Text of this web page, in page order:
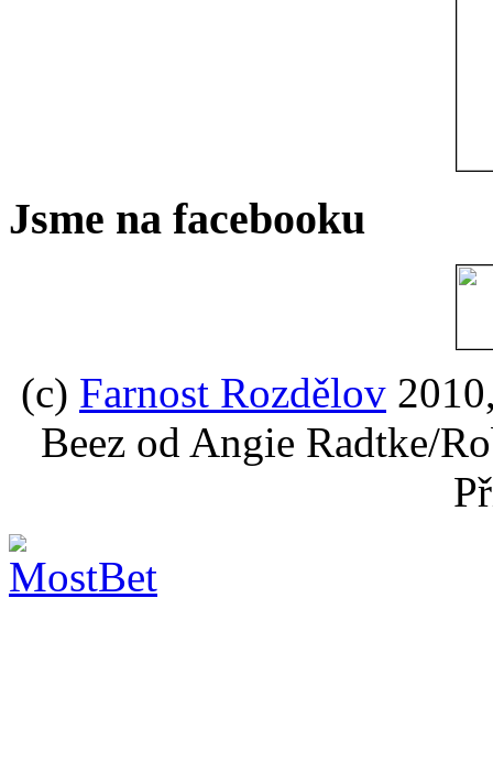
Jsme na facebooku
(c) Farnost Rozdělov
Beez od Angie Radtke/